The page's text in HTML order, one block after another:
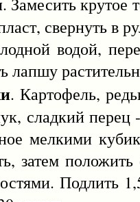
свернуть в
водой,
лапшу
. Картофель,
сладкий
мелкими
затем
Подлить